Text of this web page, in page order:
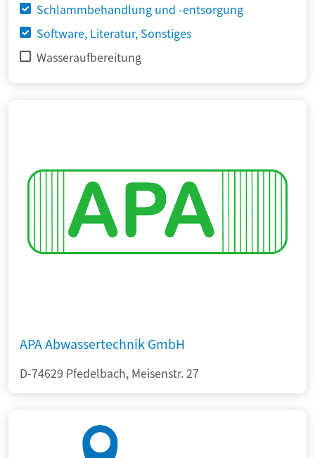
Schlammbehandlung und -entsorgung
Software, Literatur, Sonstiges
Wasseraufbereitung
APA Abwassertechnik GmbH
D-74629 Pfedelbach, Meisenstr. 27